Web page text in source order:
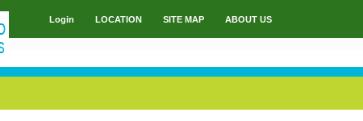
Main menu
Login LOCATION SITE MAP ABOUT US